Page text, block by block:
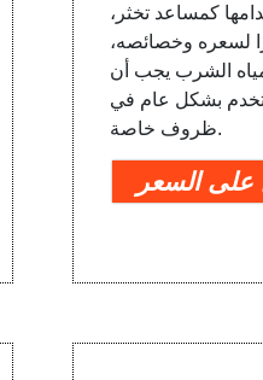
كمساعد تخثر،
لسعره وخصائصه،
الشرب يجب أن
بشكل عام في
ظروف خاصة.
السعر